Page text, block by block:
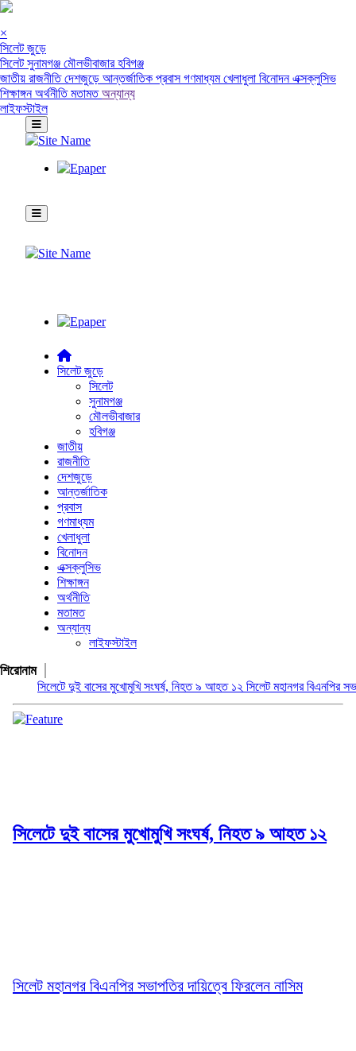
×
সিলেট জুড়ে
সিলেটসুনামগঞ্জ মৌলভীবাজারহবিগঞ্জ
জাতীয় রাজনীতিদেশজুড়ে আন্তর্জাতিক প্রবাসগণমাধ্যমখেলাধুলা বিনোদনএক্সক্লুসিভ
শিক্ষাঙ্গনঅর্থনীতিমতামতঅন্যান্য
লাইফস্টাইল
সিলেট জুড়ে
সিলেট
সুনামগঞ্জ
মৌলভীবাজার
হবিগঞ্জ
জাতীয়
রাজনীতি
দেশজুড়ে
আন্তর্জাতিক
প্রবাস
গণমাধ্যম
খেলাধুলা
বিনোদন
এক্সক্লুসিভ
শিক্ষাঙ্গন
অর্থনীতি
মতামত
অন্যান্য
লাইফস্টাইল
শিরোনাম
দুই বাসের মুখোমুখি সংঘর্ষ, নিহত ৯ আহত ১২সিলেট মহানগর বিএনপির সভাপতির
সিলেটে দুই বাসের মুখোমুখি সংঘর্ষ, নিহত ৯ আহত ১২
সিলেট মহানগর বিএনপির সভাপতির দায়িত্বে ফিরলেন নাসিম